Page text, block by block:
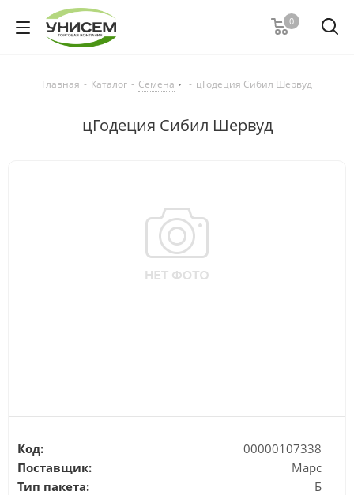
0
Главная - Каталог - Семена - цГодеция Сибил Шервуд
цГодеция Сибил Шервуд
Код:
00000107338
Поставщик:
Марс
Тип пакета:
Б